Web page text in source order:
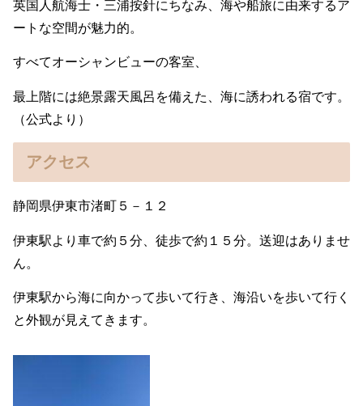
英国人航海士・三浦按針にちなみ、海や船旅に由来するア
ートな空間が魅力的。
すべてオーシャンビューの客室、
最上階には絶景露天風呂を備えた、海に誘われる宿です。
（公式より）
アクセス
静岡県伊東市渚町５－１２
伊東駅より車で約５分、徒歩で約１５分。送迎はありませ
ん。
伊東駅から海に向かって歩いて行き、海沿いを歩いて行く
と外観が見えてきます。